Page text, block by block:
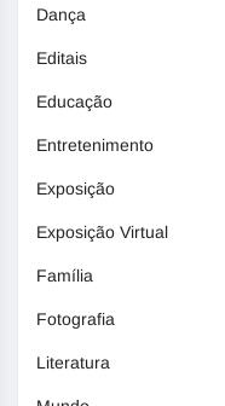
Dança
Editais
Educação
Entretenimento
Exposição
Exposição Virtual
Família
Fotografia
Literatura